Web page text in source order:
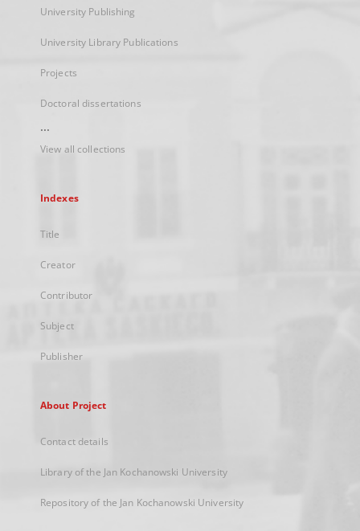
University Publishing
University Library Publications
Projects
Doctoral dissertations
...
View all collections
Indexes
Title
Creator
Contributor
Subject
Publisher
About Project
Contact details
Library of the Jan Kochanowski University
Repository of the Jan Kochanowski University